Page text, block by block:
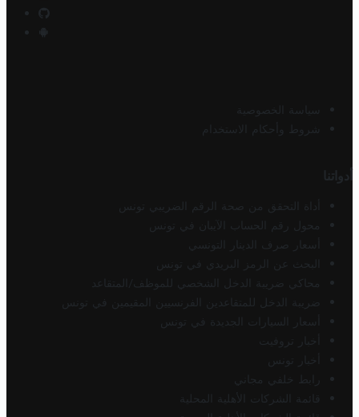
سياسة الخصوصية
شروط وأحكام الاستخدام
أدواتنا
أداة التحقق من صحة الرقم الضريبي تونس
محول رقم الحساب الآيبان في تونس
أسعار صرف الدينار التونسي
البحث عن الرمز البريدي في تونس
محاكي ضريبة الدخل الشخصي للموظف/المتقاعد
ضريبة الدخل للمتقاعدين الفرنسيين المقيمين في تونس
أسعار السيارات الجديدة في تونس
أخبار تروفيت
أخبار تونس
رابط خلفي مجاني
قائمة الشركات الأهلية المحلية